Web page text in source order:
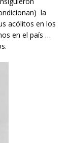
la
acólitos en los
en el país …